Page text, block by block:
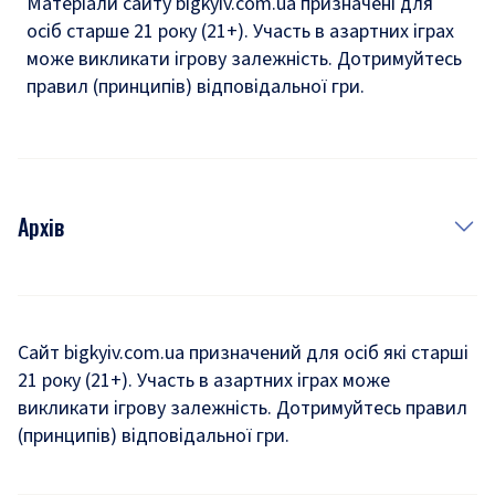
осіб старше 21 року (21+). Участь в азартних іграх
може викликати ігрову залежність. Дотримуйтесь
правил (принципів) відповідальної гри.
Архів
Комуналка
Хроніки війни
Сайт bigkyiv.com.ua призначений для осіб які старші
21 року (21+). Участь в азартних іграх може
викликати ігрову залежність. Дотримуйтесь правил
(принципів) відповідальної гри.